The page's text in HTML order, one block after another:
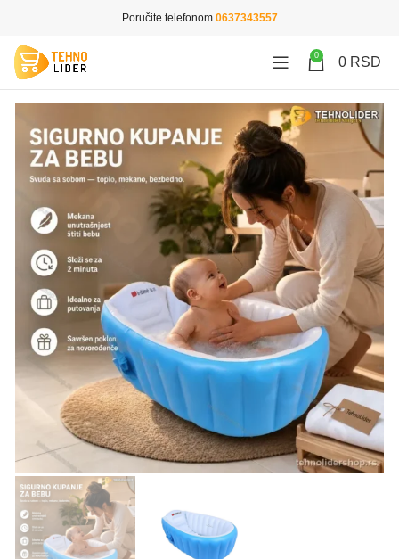
Poručite telefonom 0637343557
0 0 RSD